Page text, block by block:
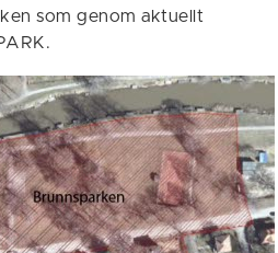
som genom aktuellt